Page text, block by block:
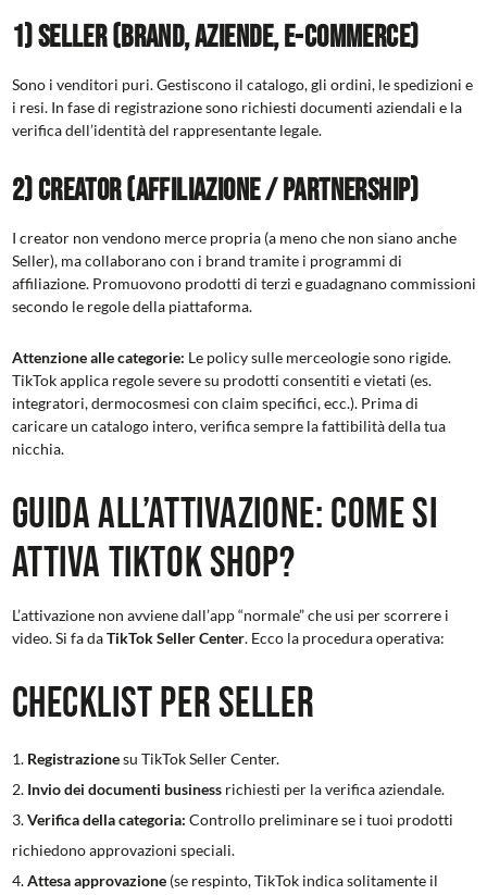
1) Seller (brand, aziende, e-commerce)
Sono i venditori puri. Gestiscono il catalogo, gli ordini, le spedizioni e
i resi. In fase di registrazione sono richiesti documenti aziendali e la
verifica dell’identità del rappresentante legale.
2) Creator (affiliazione / partnership)
I creator non vendono merce propria (a meno che non siano anche
Seller), ma collaborano con i brand tramite i programmi di
affiliazione. Promuovono prodotti di terzi e guadagnano commissioni
secondo le regole della piattaforma.
Attenzione alle categorie: Le policy sulle merceologie sono rigide.
TikTok applica regole severe su prodotti consentiti e vietati (es.
integratori, dermocosmesi con claim specifici, ecc.). Prima di
caricare un catalogo intero, verifica sempre la fattibilità della tua
nicchia.
Guida all’attivazione: Come si
attiva TikTok Shop?
L’attivazione non avviene dall’app “normale” che usi per scorrere i
video. Si fa daTikTok Seller Center. Ecco la procedura operativa:
Checklist per Seller
Registrazionesu TikTok Seller Center.
Invio dei documenti businessrichiesti per la verifica aziendale.
Verifica della categoria: Controllo preliminare se i tuoi prodotti
richiedono approvazioni speciali.
Attesa approvazione(se respinto, TikTok indica solitamente il